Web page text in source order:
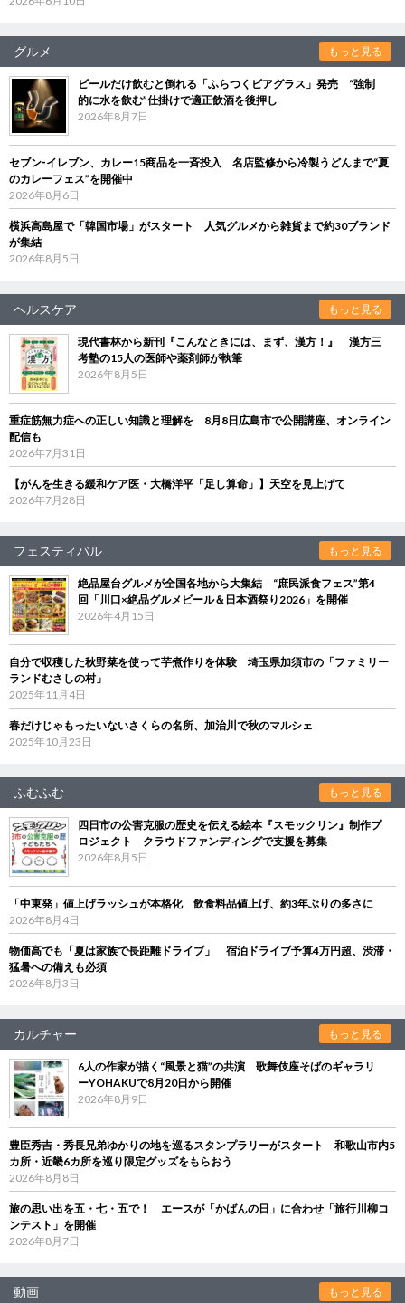
グルメ もっと見る
ビールだけ飲むと倒れる「ふらつくビアグラス」発売 “強制
的に水を飲む”仕掛けで適正飲酒を後押し
2026年8月7日
セブン‐イレブン、カレー15商品を一斉投入 名店監修から冷製うどんまで“夏
のカレーフェス”を開催中
2026年8月6日
横浜高島屋で「韓国市場」がスタート 人気グルメから雑貨まで約30ブランド
が集結
2026年8月5日
ヘルスケア もっと見る
現代書林から新刊『こんなときには、まず、漢方！』 漢方三
考塾の15人の医師や薬剤師が執筆
2026年8月5日
重症筋無力症への正しい知識と理解を 8月8日広島市で公開講座、オンライン
配信も
2026年7月31日
【がんを生きる緩和ケア医・大橋洋平「足し算命」】天空を見上げて
2026年7月28日
フェスティバル もっと見る
絶品屋台グルメが全国各地から大集結 “庶民派食フェス”第4
回「川口×絶品グルメビール＆日本酒祭り2026」を開催
2026年4月15日
自分で収穫した秋野菜を使って芋煮作りを体験 埼玉県加須市の「ファミリー
ランドむさしの村」
2025年11月4日
春だけじゃもったいないさくらの名所、加治川で秋のマルシェ
2025年10月23日
ふむふむ もっと見る
四日市の公害克服の歴史を伝える絵本『スモックリン』制作プ
ロジェクト クラウドファンディングで支援を募集
2026年8月5日
「中東発」値上げラッシュが本格化 飲食料品値上げ、約3年ぶりの多さに
2026年8月4日
物価高でも「夏は家族で長距離ドライブ」 宿泊ドライブ予算4万円超、渋滞・
猛暑への備えも必須
2026年8月3日
カルチャー もっと見る
6人の作家が描く“風景と猫”の共演 歌舞伎座そばのギャラリ
ーYOHAKUで8月20日から開催
2026年8月9日
豊臣秀吉・秀長兄弟ゆかりの地を巡るスタンプラリーがスタート 和歌山市内5
カ所・近畿6カ所を巡り限定グッズをもらおう
2026年8月8日
旅の思い出を五・七・五で！ エースが「かばんの日」に合わせ「旅行川柳コ
ンテスト」を開催
2026年8月7日
動画 もっと見る